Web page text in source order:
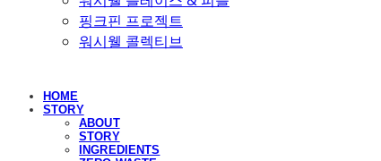
핑크핀 프로젝트
워시웰 콜렉티브
HOME
STORY
ABOUT
STORY
INGREDIENTS